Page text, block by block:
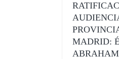
MADRID: